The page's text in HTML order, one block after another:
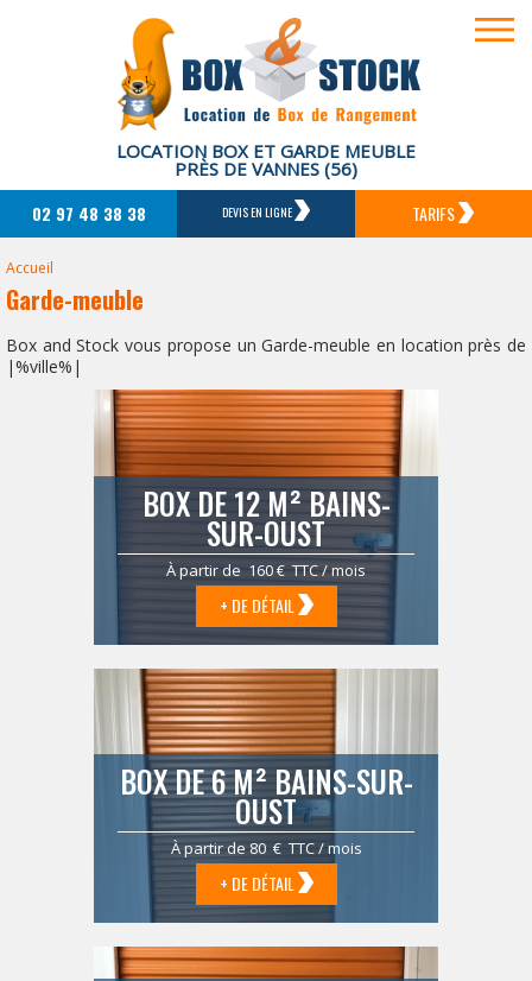
LOCATION BOX ET GARDE MEUBLE
PRÈS DE VANNES (56)
02 97 48 38 38 DEVIS EN LIGNE TARIFS
Accueil
Garde-meuble
Box and Stock vous propose un Garde-meuble en location près de
|%ville%|
BOX DE 12 M² BAINS-
SUR-OUST
À partir de 160 € TTC / mois
+ DE DÉTAIL
BOX DE 6 M² BAINS-SUR-
OUST
À partir de 80 € TTC / mois
+ DE DÉTAIL